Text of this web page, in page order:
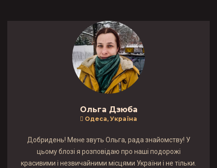
Ольга Дзюба
Одеса, Україна
Добридень! Мене звуть Ольга, рада знайомству! У
цьому блозі я розповідаю про наші подорожі
красивими і незвичайними місцями України і не тільки.